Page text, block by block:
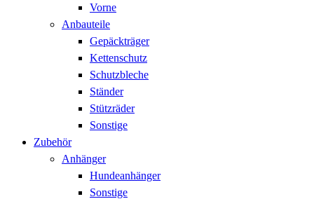
Vorne
Anbauteile
Gepäckträger
Kettenschutz
Schutzbleche
Ständer
Stützräder
Sonstige
Zubehör
Anhänger
Hundeanhänger
Sonstige